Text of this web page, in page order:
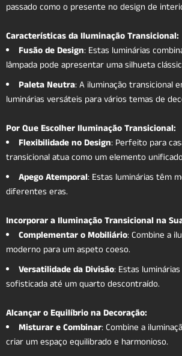
passado como o presente no design de
Características da Iluminação Transicional:
Fusão de Design: Estas luminárias
lâmpada pode apresentar uma silhueta
Paleta Neutra: A iluminação transicional
luminárias versáteis para vários temas de
Por Que Escolher Iluminação Transicional:
Flexibilidade no Design: Perfeito para
transicional atua como um elemento
Apego Atemporal: Estas luminárias têm
diferentes eras.
Incorporar a Iluminação Transicional na
Complementar o Mobiliário: Combine a
moderno para um aspeto coeso.
Versatilidade da Divisão: Estas
sofisticada até um quarto descontraído.
Alcançar o Equilíbrio na Decoração:
Misturar e Combinar: Combine a
criar um espaço equilibrado e harmonioso.